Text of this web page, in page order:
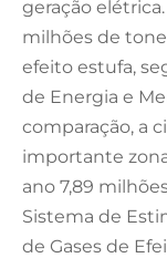
geração
milhões de
efeito estufa,
de Energia e
comparação, a
importante
ano 7,89
Sistema de
de Gases de